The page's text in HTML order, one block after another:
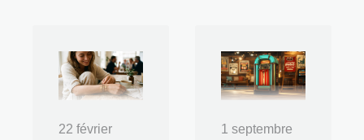
22 février
1 septembre